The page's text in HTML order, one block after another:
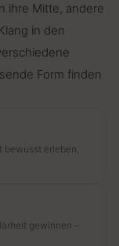
ihre Mitte, andere
in den
Form finden
bewusst erleben,
gewinnen –